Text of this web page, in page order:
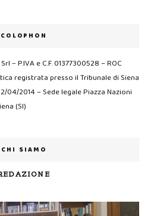
COLOPHON
– P.IVA e C.F. 01377300528 – ROC
registrata presso il Tribunale di Siena
04/2014 – Sede legale Piazza Nazioni
(SI)
CHI SIAMO